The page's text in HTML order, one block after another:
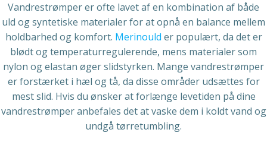
Vandrestrømper er ofte lavet af en kombination af både
uld og syntetiske materialer for at opnå en balance mellem
holdbarhed og komfort. Merinould er populært, da det er
blødt og temperaturregulerende, mens materialer som
nylon og elastan øger slidstyrken. Mange vandrestrømper
er forstærket i hæl og tå, da disse områder udsættes for
mest slid. Hvis du ønsker at forlænge levetiden på dine
vandrestrømper anbefales det at vaske dem i koldt vand og
undgå tørretumbling.